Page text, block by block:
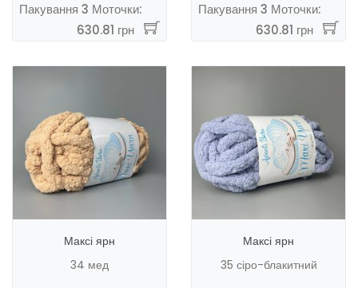
Пакування 3 Моточки:
630.81 грн
Пакування 3 Моточки:
630.81 грн
Максі ярн
34 мед
Максі ярн
35 сіро-блакитний